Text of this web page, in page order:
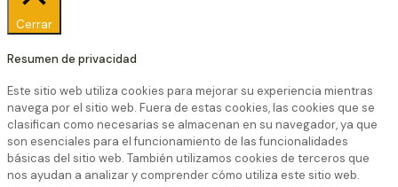
Cerrar
Resumen de privacidad
Este sitio web utiliza cookies para mejorar su experiencia mientras
navega por el sitio web. Fuera de estas cookies, las cookies que se
clasifican como necesarias se almacenan en su navegador, ya que
son esenciales para el funcionamiento de las funcionalidades
básicas del sitio web. También utilizamos cookies de terceros que
nos ayudan a analizar y comprender cómo utiliza este sitio web.